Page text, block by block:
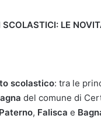
LE
scolastico: tra le
del comune di
Paterno, Falisca e